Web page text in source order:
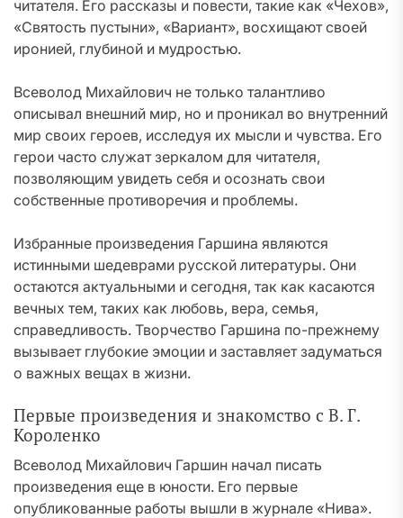
читателя. Его рассказы и повести, такие как «Чехов»,
«Святость пустыни», «Вариант», восхищают своей
иронией, глубиной и мудростью.
Всеволод Михайлович не только талантливо
описывал внешний мир, но и проникал во внутренний
мир своих героев, исследуя их мысли и чувства. Его
герои часто служат зеркалом для читателя,
позволяющим увидеть себя и осознать свои
собственные противоречия и проблемы.
Избранные произведения Гаршина являются
истинными шедеврами русской литературы. Они
остаются актуальными и сегодня, так как касаются
вечных тем, таких как любовь, вера, семья,
справедливость. Творчество Гаршина по-прежнему
вызывает глубокие эмоции и заставляет задуматься
о важных вещах в жизни.
Первые произведения и знакомство с В. Г.
Короленко
Всеволод Михайлович Гаршин начал писать
произведения еще в юности. Его первые
опубликованные работы вышли в журнале «Нива».